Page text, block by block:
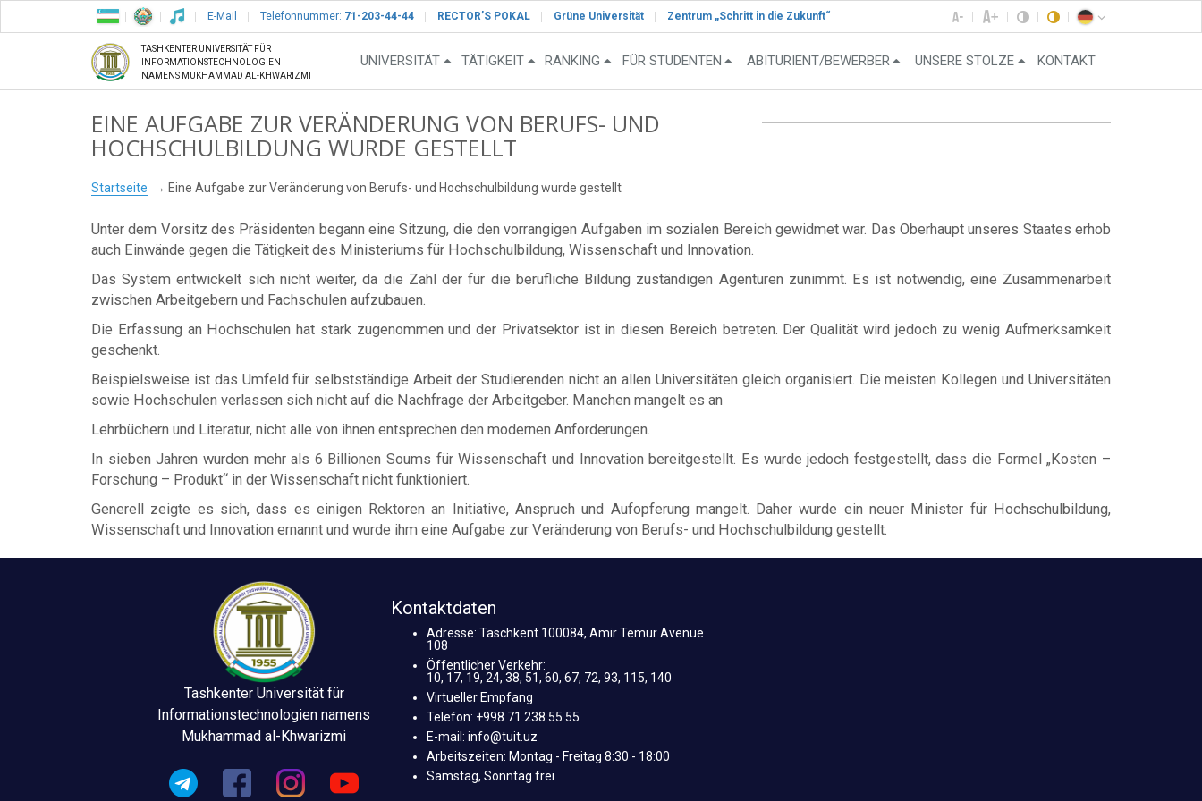
E-Mail Telefonnummer: 71-203-44-44 RECTOR’S POKAL Grüne Universität Zentrum „Schritt in die Zukunft“
TASHKENTER UNIVERSITÄT FÜR
INFORMATIONSTECHNOLOGIEN
NAMENS MUKHAMMAD AL-KHWARIZMI
UNIVERSITÄT TÄTIGKEIT RANKING FÜR STUDENTEN ABITURIENT/BEWERBER UNSERE STOLZE KONTAKT
EINE AUFGABE ZUR VERÄNDERUNG VON BERUFS- UND
HOCHSCHULBILDUNG WURDE GESTELLT
Startseite Eine Aufgabe zur Veränderung von Berufs- und Hochschulbildung wurde gestellt
Unter dem Vorsitz des Präsidenten begann eine Sitzung, die den vorrangigen Aufgaben im sozialen Bereich gewidmet war. Das Oberhaupt unseres Staates erhob
auch Einwände gegen die Tätigkeit des Ministeriums für Hochschulbildung, Wissenschaft und Innovation.
Das System entwickelt sich nicht weiter, da die Zahl der für die berufliche Bildung zuständigen Agenturen zunimmt. Es ist notwendig, eine Zusammenarbeit
zwischen Arbeitgebern und Fachschulen aufzubauen.
Die Erfassung an Hochschulen hat stark zugenommen und der Privatsektor ist in diesen Bereich betreten. Der Qualität wird jedoch zu wenig Aufmerksamkeit
geschenkt.
Beispielsweise ist das Umfeld für selbstständige Arbeit der Studierenden nicht an allen Universitäten gleich organisiert. Die meisten Kollegen und Universitäten
sowie Hochschulen verlassen sich nicht auf die Nachfrage der Arbeitgeber. Manchen mangelt es an
Lehrbüchern und Literatur, nicht alle von ihnen entsprechen den modernen Anforderungen.
In sieben Jahren wurden mehr als 6 Billionen Soums für Wissenschaft und Innovation bereitgestellt. Es wurde jedoch festgestellt, dass die Formel „Kosten –
Forschung – Produkt“ in der Wissenschaft nicht funktioniert.
Generell zeigte es sich, dass es einigen Rektoren an Initiative, Anspruch und Aufopferung mangelt. Daher wurde ein neuer Minister für Hochschulbildung,
Wissenschaft und Innovation ernannt und wurde ihm eine Aufgabe zur Veränderung von Berufs- und Hochschulbildung gestellt.
Tashkenter Universität für
Informationstechnologien namens
Mukhammad al-Khwarizmi
Kontaktdaten
Adresse: Taschkent 100084, Amir Temur Avenue
108
Öffentlicher Verkehr:
10, 17, 19, 24, 38, 51, 60, 67, 72, 93, 115, 140
Virtueller Empfang
Telefon: +998 71 238 55 55
E-mail: info@tuit.uz
Arbeitszeiten: Montag - Freitag 8:30 - 18:00
Samstag, Sonntag frei